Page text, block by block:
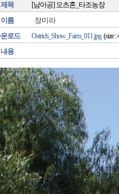
제목
[남아공] 오츠혼_타조농장
이름
장미라
로드
Ostrich_Show_Farm_011.jpg(size :
내용